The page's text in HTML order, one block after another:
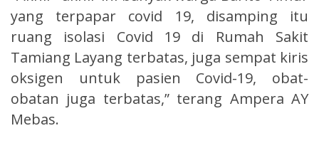
yang terpapar covid 19, disamping itu
ruang isolasi Covid 19 di Rumah Sakit
Tamiang Layang terbatas, juga sempat kiris
oksigen untuk pasien Covid-19, obat-
obatan juga terbatas,” terang Ampera AY
Mebas.